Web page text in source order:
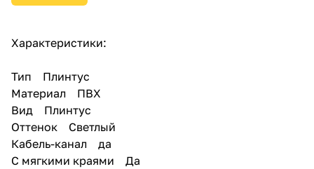
Комплектуется: угол наружный,
заглушки и cоединительный
элемент, вся фурнитура
подбираются в цвет плинтуса.
Характеристики:
Тип Плинтус
Материал ПВХ
Вид Плинтус
Оттенок Светлый
Кабель-канал да
С мягкими краями Да